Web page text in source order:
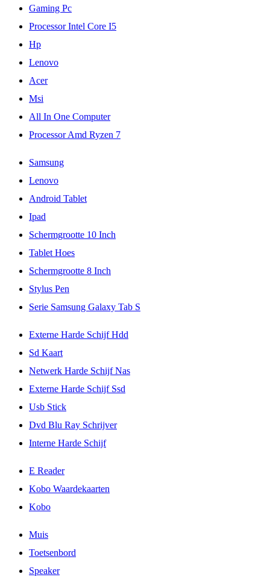
Gaming Pc
Processor Intel Core I5
Hp
Lenovo
Acer
Msi
All In One Computer
Processor Amd Ryzen 7
Samsung
Lenovo
Android Tablet
Ipad
Schermgrootte 10 Inch
Tablet Hoes
Schermgrootte 8 Inch
Stylus Pen
Serie Samsung Galaxy Tab S
Externe Harde Schijf Hdd
Sd Kaart
Netwerk Harde Schijf Nas
Externe Harde Schijf Ssd
Usb Stick
Dvd Blu Ray Schrijver
Interne Harde Schijf
E Reader
Kobo Waardekaarten
Kobo
Muis
Toetsenbord
Speaker